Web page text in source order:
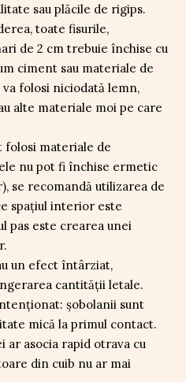
sau plăcile de rigips.
toate fisurile,
de 2 cm trebuie închise cu
ciment sau materiale de
folosi niciodată lemn,
alte materiale moi pe care
folosi materiale de
nu pot fi închise ermetic
se recomandă utilizarea de
spațiul interior este
pas este crearea unei
un efect întârziat,
cantității letale.
șobolanii sunt
mică la primul contact.
ar asocia rapid otrava cu
din cuib nu ar mai